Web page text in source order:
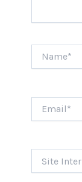
Internet